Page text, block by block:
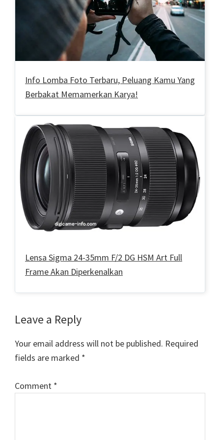
Info Lomba Foto Terbaru, Peluang Kamu Yang
Berbakat Memamerkan Karya!
Lensa Sigma 24-35mm F/2 DG HSM Art Full
Frame Akan Diperkenalkan
Reader
Interactions
Leave a Reply
Your email address will not be published. Required
fields are marked *
Comment *